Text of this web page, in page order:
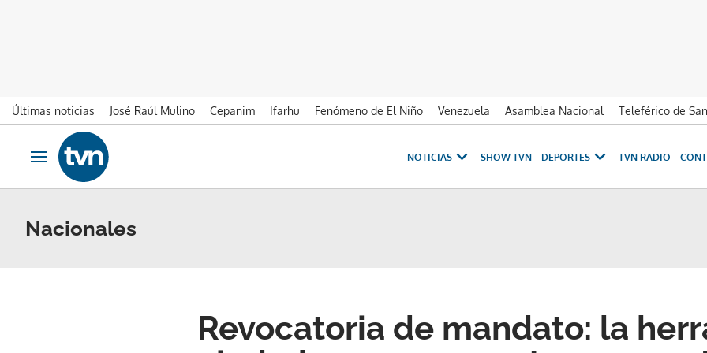
Últimas noticias José Raúl Mulino Cepanim Ifarhu Fenómeno de El Niño Venezuela Asamblea Nacional Teleférico de
Ir al contenido
Obrir navegació
NOTICIAS SHOW TVN DEPORTES TVN RADIO
Nacionales
Revocatoria de mandato: la